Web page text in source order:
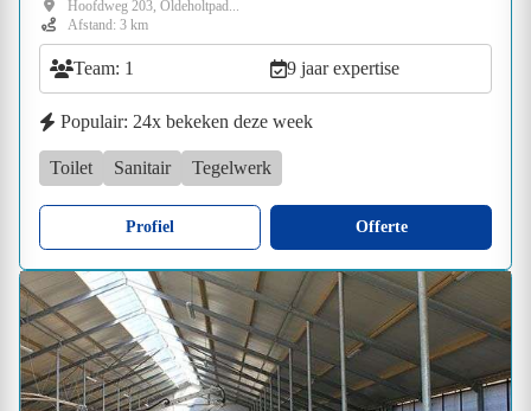
Hoofdweg 203, Oldeholtpad...
Afstand: 3 km
Team: 1 9 jaar expertise
Populair: 24x bekeken deze week
Toilet Sanitair Tegelwerk
Profiel Offerte